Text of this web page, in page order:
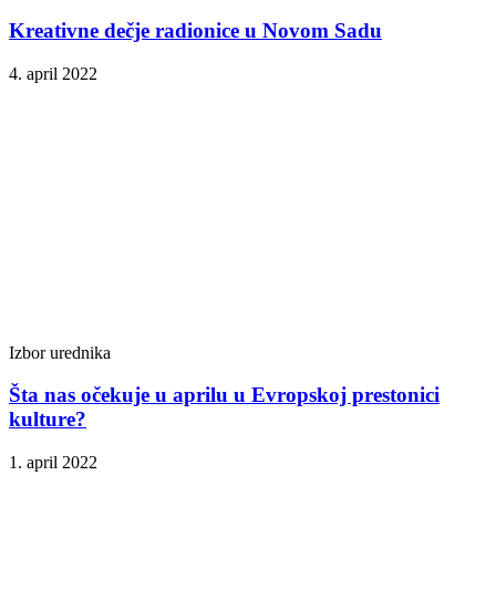
Kreativne dečje radionice u Novom Sadu
4. april 2022
Izbor urednika
Šta nas očekuje u aprilu u Evropskoj prestonici
kulture?
1. april 2022